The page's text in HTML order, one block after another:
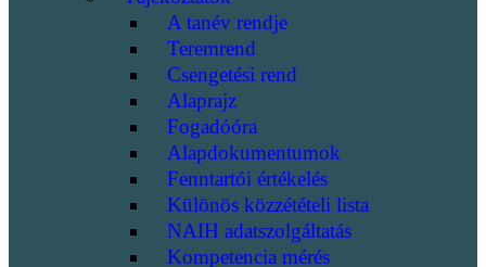
A tanév rendje
Teremrend
Csengetési rend
Alaprajz
Fogadóóra
Alapdokumentumok
Fenntartói értékelés
Különös közzétételi lista
NAIH adatszolgáltatás
Kompetencia mérés